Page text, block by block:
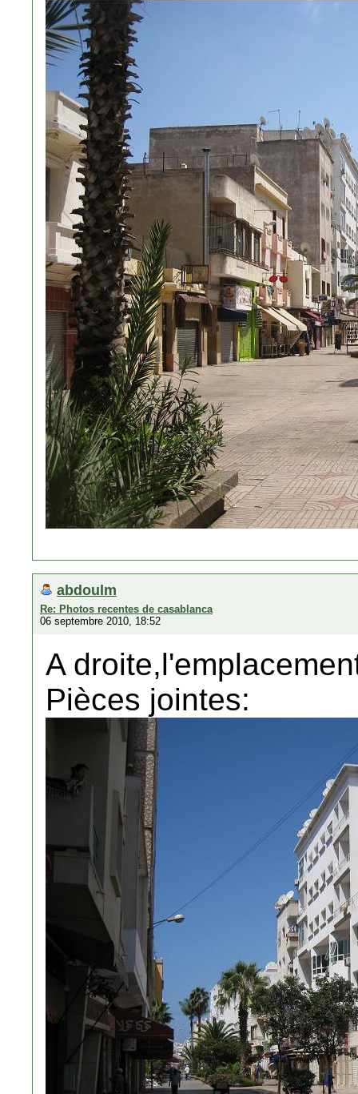
abdoulm
Re: Photos recentes de casablanca
06 septembre 2010, 18:52
A
Pièces jointes: